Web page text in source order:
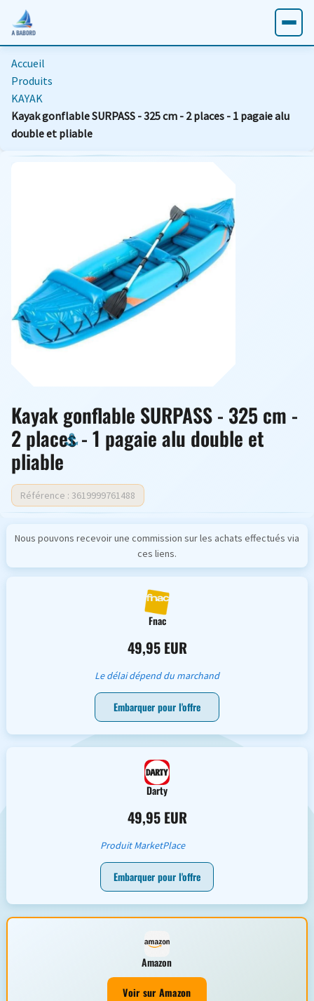
Accueil
Produits
KAYAK
Kayak gonflable SURPASS - 325 cm - 2 places - 1 pagaie alu
double et pliable
Kayak gonflable SURPASS - 325 cm -
2 places - 1 pagaie alu double et
pliable
Référence : 3619999761488
Nous pouvons recevoir une commission sur les achats effectués via
ces liens.
Fnac
49,95 EUR
Le délai dépend du marchand
Embarquer pour l'offre
Darty
49,95 EUR
Produit MarketPlace
Embarquer pour l'offre
Amazon
Voir sur Amazon